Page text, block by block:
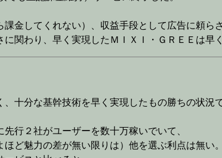
してくれない）、収益手段として広告に頼ら
わり、早く実現したＭＩＸＩ・ＧＲＥＥは早
十分な基幹技術を早く実現したもの勝ちの状況
行２社がユーザーを数十万稼いでいて、
ど魅力の差が無い限りは）他を選ぶ利点は無い